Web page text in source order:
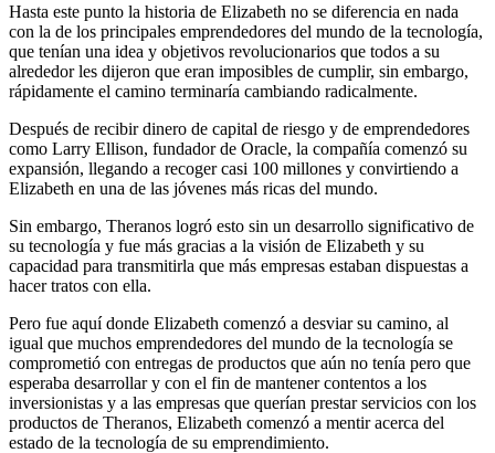
Hasta este punto la historia de Elizabeth no se diferencia en nada
con la de los principales emprendedores del mundo de la tecnología,
que tenían una idea y objetivos revolucionarios que todos a su
alrededor les dijeron que eran imposibles de cumplir, sin embargo,
rápidamente el camino terminaría cambiando radicalmente.
Después de recibir dinero de capital de riesgo y de emprendedores
como Larry Ellison, fundador de Oracle, la compañía comenzó su
expansión, llegando a recoger casi 100 millones y convirtiendo a
Elizabeth en una de las jóvenes más ricas del mundo.
Sin embargo, Theranos logró esto sin un desarrollo significativo de
su tecnología y fue más gracias a la visión de Elizabeth y su
capacidad para transmitirla que más empresas estaban dispuestas a
hacer tratos con ella.
Pero fue aquí donde Elizabeth comenzó a desviar su camino, al
igual que muchos emprendedores del mundo de la tecnología se
comprometió con entregas de productos que aún no tenía pero que
esperaba desarrollar y con el fin de mantener contentos a los
inversionistas y a las empresas que querían prestar servicios con los
productos de Theranos, Elizabeth comenzó a mentir acerca del
estado de la tecnología de su emprendimiento.